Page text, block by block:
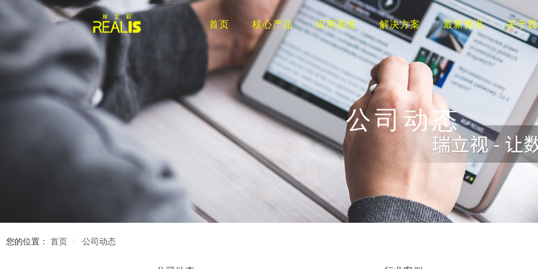
首页 核心产品 应用系统 解决方案 最新资讯 关于
公司动态
您的位置： 首页 公司动态